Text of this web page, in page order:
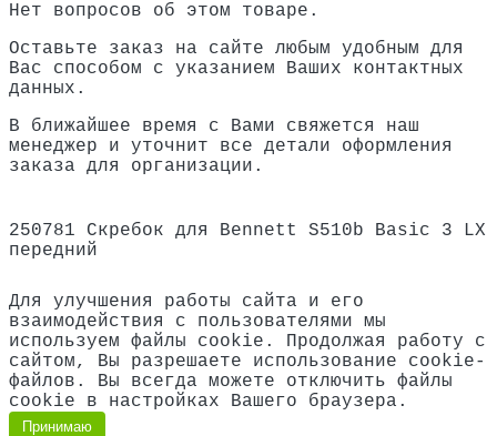
Нет вопросов об этом товаре.
Оставьте заказ на сайте любым удобным для
Вас способом с указанием Ваших контактных
данных.
В ближайшее время с Вами свяжется наш
менеджер и уточнит все детали оформления
заказа для организации.
250781 Скребок для Bennett S510b Basic 3
LX
передний
Для улучшения работы сайта и его
взаимодействия с пользователями мы
используем файлы cookie. Продолжая работу с
сайтом, Вы разрешаете использование cookie-
файлов. Вы всегда можете отключить файлы
cookie в настройках Вашего браузера.
Принимаю